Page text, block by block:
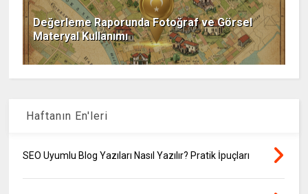
Değerleme Raporunda Fotoğraf ve Görsel
Materyal Kullanımı
Haftanın En'leri
SEO Uyumlu Blog Yazıları Nasıl Yazılır? Pratik İpuçları